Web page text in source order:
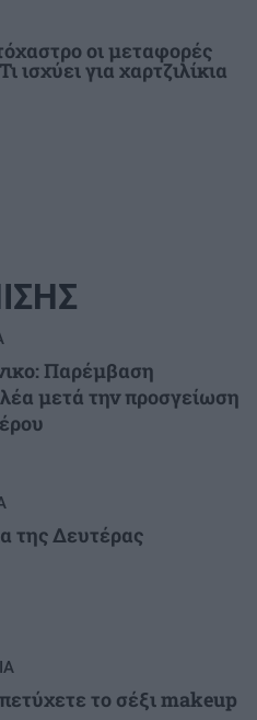
οι μεταφορές
ισχύει για χαρτζιλίκια
Παρέμβαση
μετά την προσγείωση
της Δευτέρας
το σέξι makeup